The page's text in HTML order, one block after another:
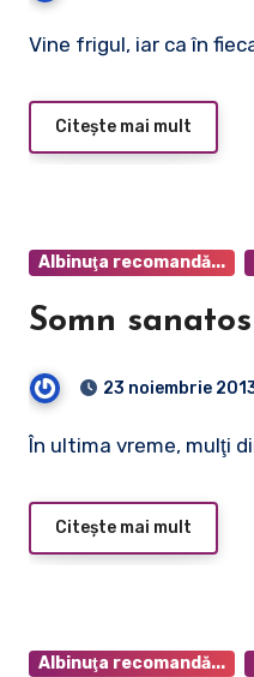
Vine frigul, iar ca în
Citește mai mult
Albinuţa recomandă...
Somn
23 noiembrie
În ultima vreme, mulţi
Citește mai mult
Albinuţa recomandă...